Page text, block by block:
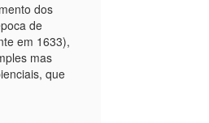
dos
de
em 1633),
mas
que